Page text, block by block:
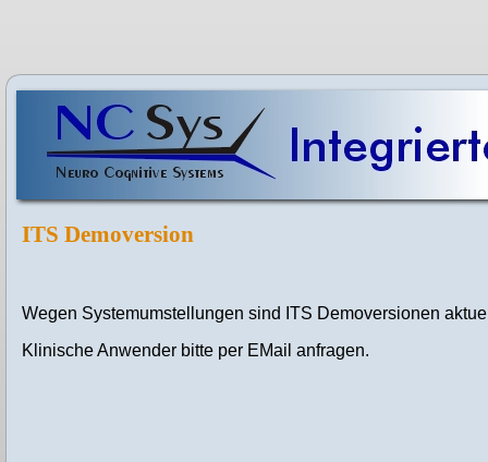
ITS Demoversion
Wegen Systemumstellungen sind ITS Demoversionen
Klinische Anwender bitte per EMail anfragen.